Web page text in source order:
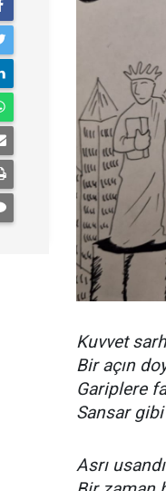
Kuvvet
Bir açın
Gariplere
Sansar
Asrı